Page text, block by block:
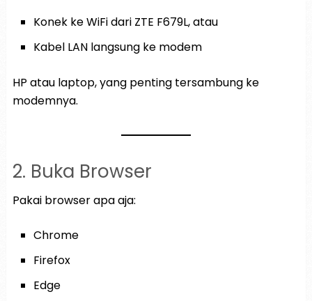
Konek ke WiFi dari ZTE F679L, atau
Kabel LAN langsung ke modem
HP atau laptop, yang penting tersambung ke
modemnya.
2. Buka Browser
Pakai browser apa aja:
Chrome
Firefox
Edge